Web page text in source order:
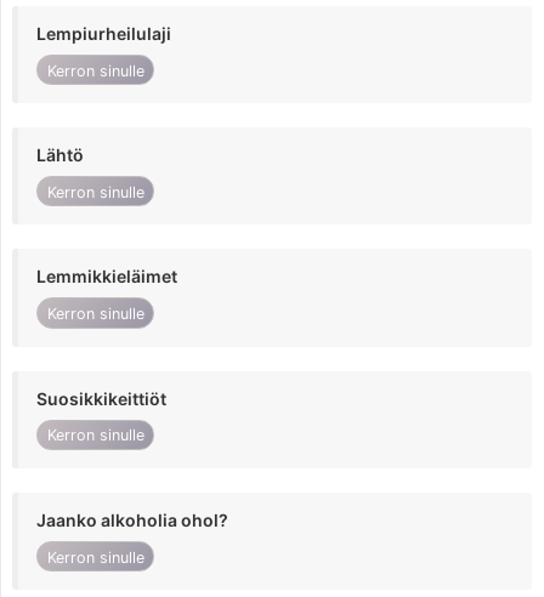
Lempiurheilulaji
Kerron sinulle
Lähtö
Kerron sinulle
Lemmikkieläimet
Kerron sinulle
Suosikkikeittiöt
Kerron sinulle
Jaanko alkoholia ohol?
Kerron sinulle